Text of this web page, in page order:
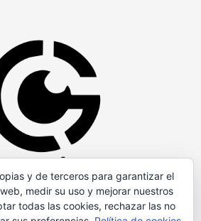
y de terceros para garantizar el
medir su uso y mejorar nuestros
todas las cookies, rechazar las no